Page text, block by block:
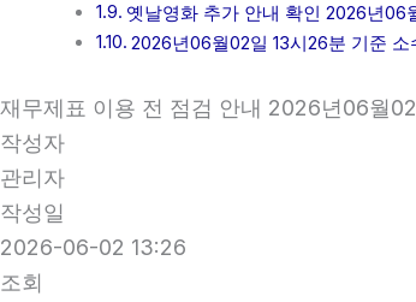
옛날영화 추가 안내 확인 2026년06
2026년06월02일 13시26분 기준 소
재무제표 이용 전 점검 안내 2026년06월
작성자
관리자
작성일
2026-06-02 13:26
조회